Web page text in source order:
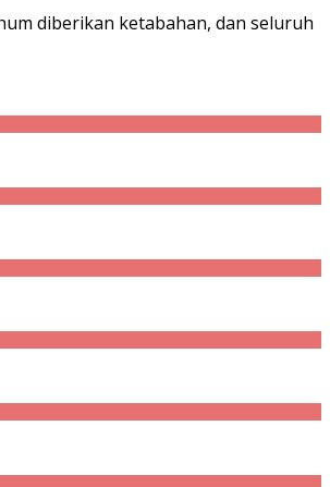
diberikan ketabahan, dan seluruh